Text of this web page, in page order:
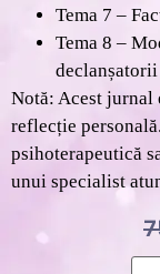
Tema 7 –
Tema 8 –
declanșatorii
Notă: Acest jurnal
reflecție
psihoterapeutică
unui specialist